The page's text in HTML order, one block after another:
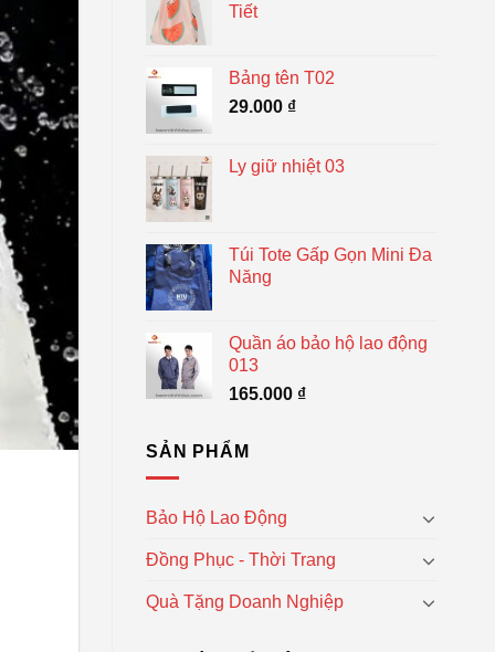
Tiết
Bảng tên T02
29.000 ₫
Ly giữ nhiệt 03
Túi Tote Gấp Gọn Mini Đa
Năng
Quần áo bảo hộ lao động
013
165.000 ₫
SẢN PHẨM
Bảo Hộ Lao Động
Đồng Phục - Thời Trang
Quà Tặng Doanh Nghiệp